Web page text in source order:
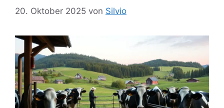
20. Oktober 2025 von Silvio